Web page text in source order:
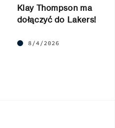
Klay Thompson ma
dołączyć do Lakers!
8/4/2026